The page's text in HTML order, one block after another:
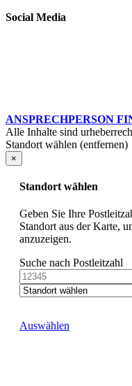
Social Media
ANSPRECHPERSON
Alle Inhalte sind
Standort wählen (entfernen)
×
Standort wählen
Geben Sie Ihre
Standort aus der Karte,
anzuzeigen.
Suche nach Postleitzahl
Auswählen